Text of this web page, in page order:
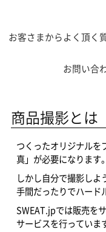
お客さまからよく頂く
お問い合
商品撮影とは
つくったオリジナルを
真」が必要になります。
しかし自分で撮影しよ
手間だったりでハード
SWEAT.jpでは販売を
サービスを行っていま